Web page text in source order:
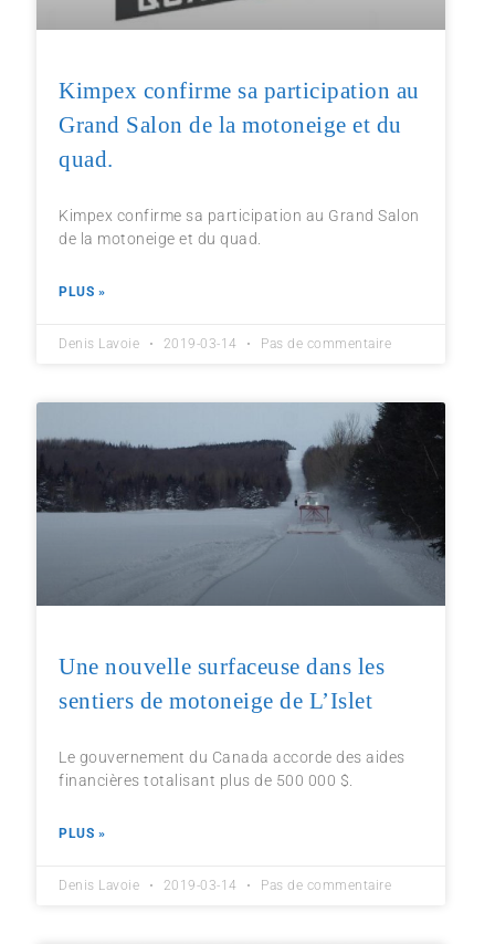
Kimpex confirme sa participation au
Grand Salon de la motoneige et du
quad.
Kimpex confirme sa participation au Grand Salon
de la motoneige et du quad.
PLUS »
Denis Lavoie 2019-03-14 Pas de commentaire
Une nouvelle surfaceuse dans les
sentiers de motoneige de L’Islet
Le gouvernement du Canada accorde des aides
financières totalisant plus de 500 000 $.
PLUS »
Denis Lavoie 2019-03-14 Pas de commentaire